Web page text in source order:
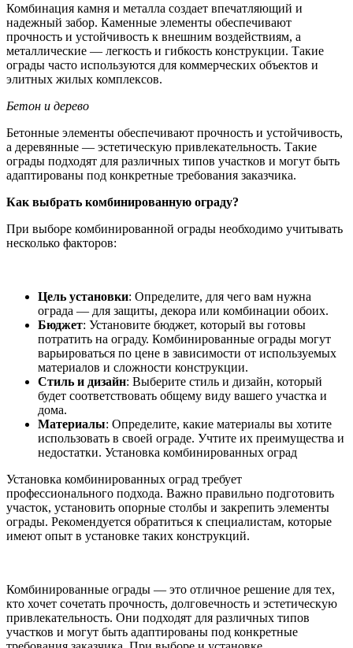
Комбинация камня и металла создает впечатляющий и
надежный забор. Каменные элементы обеспечивают
прочность и устойчивость к внешним воздействиям, а
металлические — легкость и гибкость конструкции. Такие
ограды часто используются для коммерческих объектов и
элитных жилых комплексов.
Бетон и дерево
Бетонные элементы обеспечивают прочность и устойчивость,
а деревянные — эстетическую привлекательность. Такие
ограды подходят для различных типов участков и могут быть
адаптированы под конкретные требования заказчика.
Как выбрать комбинированную ограду?
При выборе комбинированной ограды необходимо учитывать
несколько факторов:
Цель установки: Определите, для чего вам нужна
ограда — для защиты, декора или комбинации обоих.
Бюджет: Установите бюджет, который вы готовы
потратить на ограду. Комбинированные ограды могут
варьироваться по цене в зависимости от используемых
материалов и сложности конструкции.
Стиль и дизайн: Выберите стиль и дизайн, который
будет соответствовать общему виду вашего участка и
дома.
Материалы: Определите, какие материалы вы хотите
использовать в своей ограде. Учтите их преимущества и
недостатки. Установка комбинированных оград
Установка комбинированных оград требует
профессионального подхода. Важно правильно подготовить
участок, установить опорные столбы и закрепить элементы
ограды. Рекомендуется обратиться к специалистам, которые
имеют опыт в установке таких конструкций.
Комбинированные ограды — это отличное решение для тех,
кто хочет сочетать прочность, долговечность и эстетическую
привлекательность. Они подходят для различных типов
участков и могут быть адаптированы под конкретные